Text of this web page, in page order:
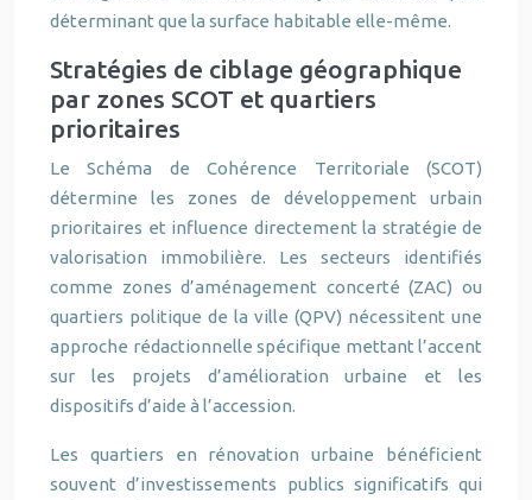
déterminant que la surface habitable elle-même.
Stratégies de ciblage géographique
par zones SCOT et quartiers
prioritaires
Le Schéma de Cohérence Territoriale (SCOT)
détermine les zones de développement urbain
prioritaires et influence directement la stratégie de
valorisation immobilière. Les secteurs identifiés
comme zones d’aménagement concerté (ZAC) ou
quartiers politique de la ville (QPV) nécessitent une
approche rédactionnelle spécifique mettant l’accent
sur les projets d’amélioration urbaine et les
dispositifs d’aide à l’accession.
Les quartiers en rénovation urbaine bénéficient
souvent d’investissements publics significatifs qui